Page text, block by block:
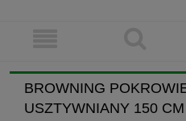
BROWNING
USZTYWNIANY 150 CM